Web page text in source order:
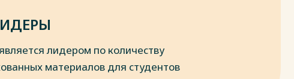
лидером по количеству
материалов для студентов